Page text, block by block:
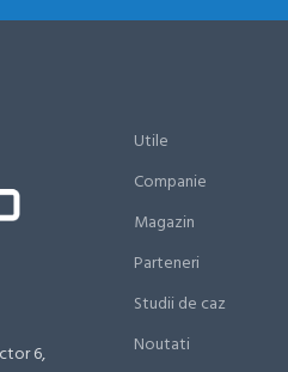
6,
Utile
Companie
Magazin
Parteneri
Studii de caz
Noutati